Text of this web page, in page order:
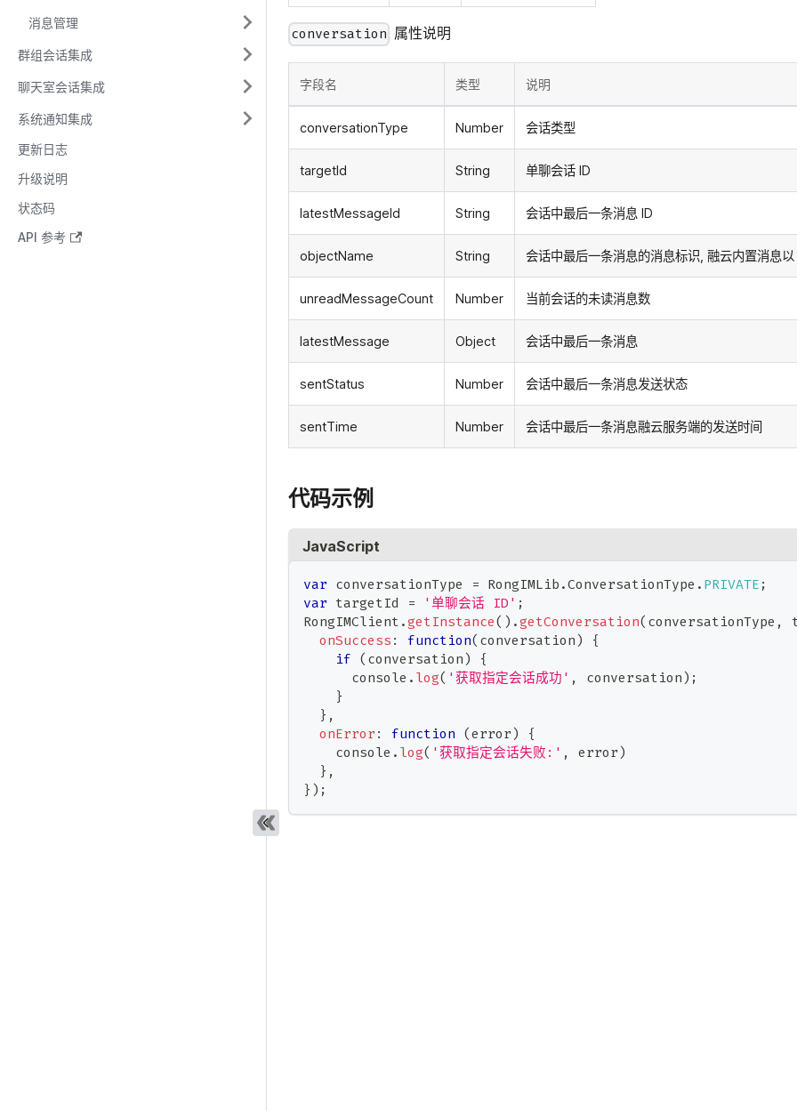
消息管理
群组会话集成
聊天室会话集成
系统通知集成
更新日志
升级说明
状态码
API 参考
conversation 属性说明
字段名 类型 说明
conversationType Number 会话类型
targetId String 单聊会话 ID
latestMessageId String 会话中最后一条消息 ID
objectName String 会话中最后一条消息的消息标识, 融云内置消息
unreadMessageCount Number 当前会话的未读消息数
latestMessage Object 会话中最后一条消息
sentStatus Number 会话中最后一条消息发送状态
sentTime Number 会话中最后一条消息融云服务端的发送时间
代码示例
JavaScript
var conversationType = RongIMLib .ConversationType . PRIVATE ;
var targetId = '单聊会话 ID' ;
RongIMClient .getInstance( ) .getConversation( conversationType ,
onSuccess : function( conversation)
{
if ( conversation)
{
console . log( '获取指定会话成功' , conversation) ;
}
} ,
onError : function (error)
{
console . log( '获取指定会话失败:' , error)
} ,
} ) ;